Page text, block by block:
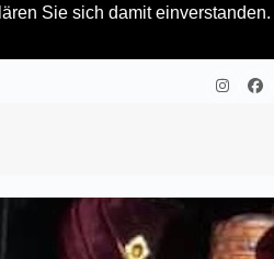
Sie sich damit einverstanden.